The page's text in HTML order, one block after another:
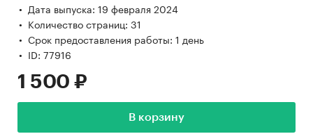
Дата выпуска: 19 февраля 2024
Количество страниц: 31
Срок предоставления работы: 1 день
ID: 77916
1 500 ₽
В корзину